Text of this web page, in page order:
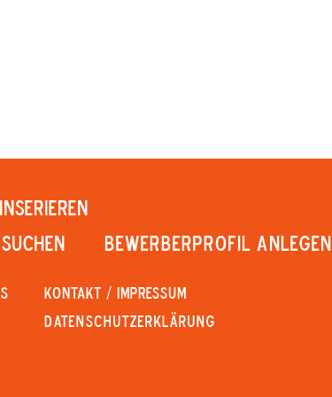
Bewerberprofil anlegen
KONTAKT / IMPRESSUM
Datenschutzerklärung